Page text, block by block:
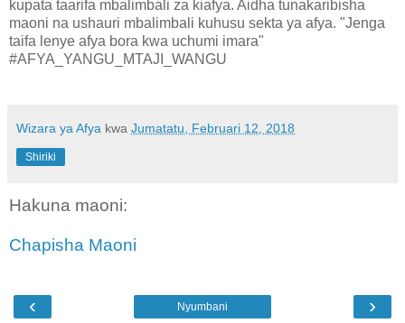
kupata taarifa mbalimbali za kiafya. Aidha tunakaribisha
maoni na ushauri mbalimbali kuhusu sekta ya afya. "Jenga
taifa lenye afya bora kwa uchumi imara"
#AFYA_YANGU_MTAJI_WANGU
Wizara ya Afya kwa Jumatatu, Februari 12, 2018
Shiriki
Hakuna maoni:
Chapisha Maoni
‹ ›
Nyumbani